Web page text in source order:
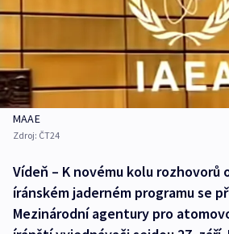
MAAE
Zdroj: ČT24
Vídeň – K novému kolu
íránském jaderném programu se
Mezinárodní agentury pro